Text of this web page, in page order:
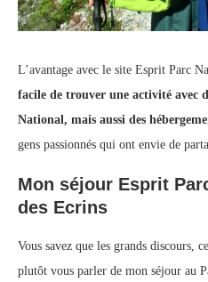
L’avantage avec le site Esprit Parc
facile de trouver une activité avec
National, mais aussi des
gens passionnés qui ont envie de
Mon séjour Esprit
des Ecrins
Vous savez que les grands discours,
plutôt vous parler de mon séjour au